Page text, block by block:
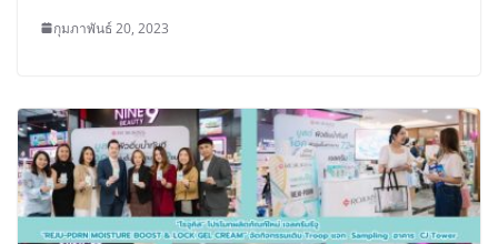
กุมภาพันธ์ 20, 2023